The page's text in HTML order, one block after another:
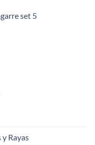
set 5
Rayas